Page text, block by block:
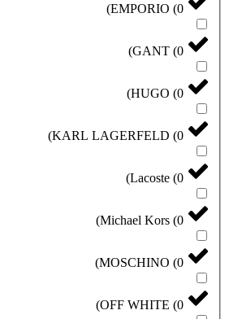
EMPORIO (0
)
GANT (0
)
HUGO (0
)
KARL LAGERFELD (0
)
Lacoste (0
)
Michael Kors (0
)
MOSCHINO (0
)
OFF WHITE (0
)